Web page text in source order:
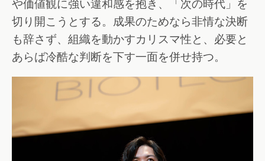
や価値観に強い違和感を抱き、「次の時代」を
切り開こうとする。成果のためなら非情な決断
も辞さず、組織を動かすカリスマ性と、必要と
あらば冷酷な判断を下す一面を併せ持つ。